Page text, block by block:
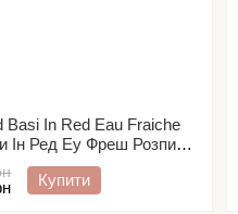
Basi In Red Eau Fraiche
Ін Ред Еу Фреш Розпив/
Відливант
Купити